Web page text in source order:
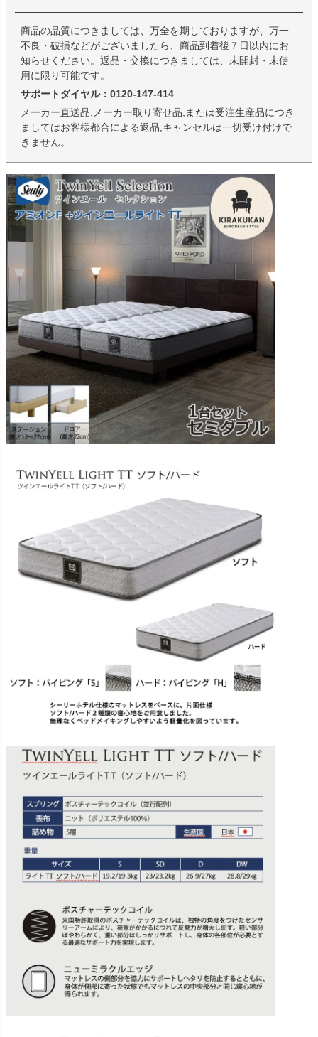
商品の品質につきましては、万全を期しておりますが、万一
不良・破損などがございましたら、商品到着後７日以内にお
知らせください。返品・交換につきましては、未開封・未使
用に限り可能です。
サポートダイヤル：0120-147-414
メーカー直送品,メーカー取り寄せ品,または受注生産品につき
ましてはお客様都合による返品,キャンセルは一切受け付けで
きません。